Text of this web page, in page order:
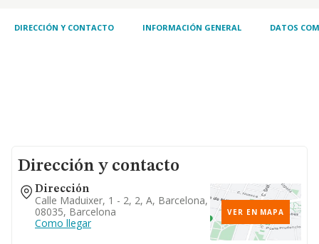
DIRECCIÓN Y CONTACTO INFORMACIÓN GENERAL DATOS
Dirección y contacto
Dirección
Calle Maduixer, 1 - 2, 2, A, Barcelona,
08035, Barcelona
Como llegar
VER EN MAPA